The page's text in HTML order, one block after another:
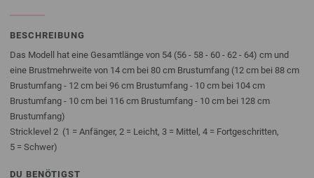
BESCHREIBUNG
Das Modell hat eine Gesamtlänge von 54 (56 - 58 - 60 - 62 - 64) cm und
eine Brustmehrweite von 14 cm bei 80 cm Brustumfang (12 cm bei 88 cm
Brustumfang - 12 cm bei 96 cm Brustumfang - 10 cm bei 104 cm
Brustumfang - 10 cm bei 116 cm Brustumfang - 10 cm bei 128 cm
Brustumfang)
Stricklevel 2 (1 = Anfänger, 2 = Leicht, 3 = Mittel, 4 = Fortgeschritten,
5 = Schwer)
DU BENÖTIGST